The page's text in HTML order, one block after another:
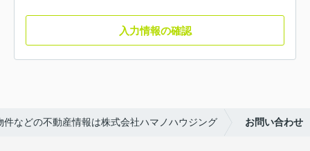
入力情報の確認
件などの不動産情報は株式会社ハマノハウジング お問い合わせ